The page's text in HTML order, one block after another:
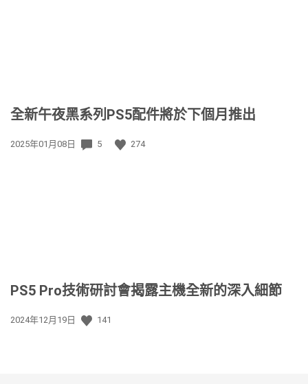
全新午夜黑系列PS5配件將於下個月推出
發
2025年01月08日 5 274
PS5 Pro技術研討會揭露主機全新的深入細節
發
2024年12月19日 141